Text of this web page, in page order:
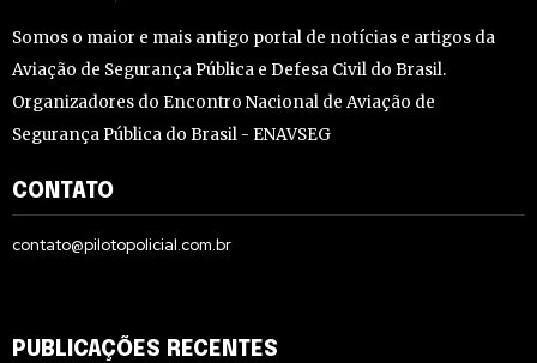
Somos o maior e mais antigo portal de notícias e artigos da
Aviação de Segurança Pública e Defesa Civil do Brasil.
Organizadores do Encontro Nacional de Aviação de
Segurança Pública do Brasil - ENAVSEG
CONTATO
contato@pilotopolicial.com.br
PUBLICAÇÕES RECENTES